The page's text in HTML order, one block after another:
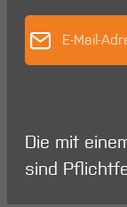
Die mit
sind